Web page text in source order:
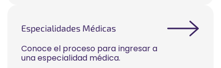
Especialidades Médicas
Conoce el proceso para ingresar a
una especialidad médica.